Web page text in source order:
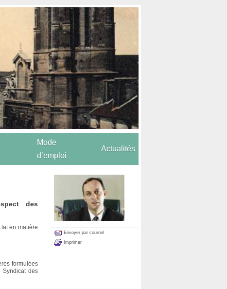
Mode
d’emploi
Actualités
des
en matière
formulées
Syndicat des
Envoyer par courriel
Imprimer